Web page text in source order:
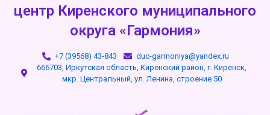
центр Киренского муниципального
округа «Гармония»
+7 (39568) 43-843
duc-garmoniya@yandex.ru
666703, Иркутская область, Киренский район, г. Киренск,
мкр. Центральный, ул. Ленина, строение 50